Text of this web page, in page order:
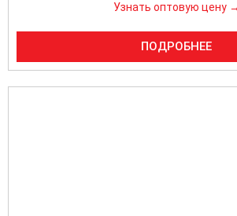
Узнать оптовую цену →
ПОДРОБНЕЕ